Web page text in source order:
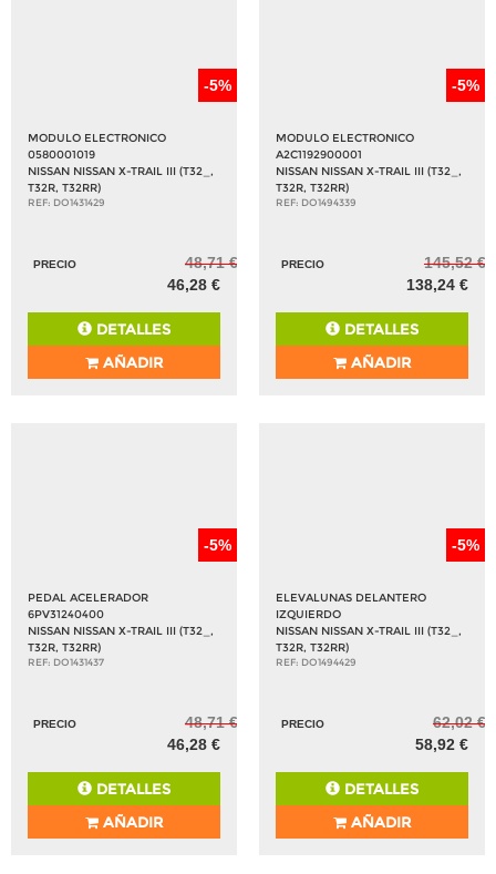
-5%
MODULO ELECTRONICO
0580001019
NISSAN NISSAN X-TRAIL III (T32_,
T32R, T32RR)
REF: DO1431429
PRECIO
48,71 €
46,28 €
DETALLES
AÑADIR
-5%
MODULO ELECTRONICO
A2C1192900001
NISSAN NISSAN X-TRAIL III (T32_,
T32R, T32RR)
REF: DO1494339
PRECIO
145,52 €
138,24 €
DETALLES
AÑADIR
-5%
PEDAL ACELERADOR
6PV31240400
NISSAN NISSAN X-TRAIL III (T32_,
T32R, T32RR)
REF: DO1431437
PRECIO
48,71 €
46,28 €
DETALLES
AÑADIR
-5%
ELEVALUNAS DELANTERO
IZQUIERDO
NISSAN NISSAN X-TRAIL III (T32_,
T32R, T32RR)
REF: DO1494429
PRECIO
62,02 €
58,92 €
DETALLES
AÑADIR